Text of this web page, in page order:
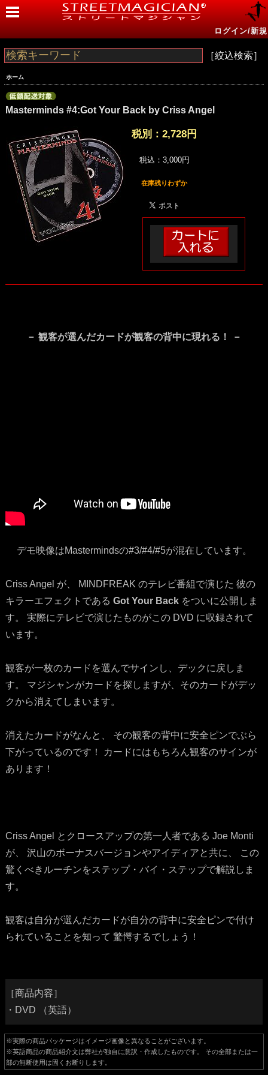
ログイン/新規
［絞込検索］
ホーム
Masterminds #4:Got Your Back by Criss Angel
税別： 2,728円
税込：3,000円
在庫残りわずか
－ 観客が選んだカードが観客の背中に現れる！ －
デモ映像はMastermindsの#3/#4/#5が混在しています。
Criss Angel が、 MINDFREAK のテレビ番組で演じた 彼の
キラーエフェクトである Got Your Back をついに公開しま
す。 実際にテレビで演じたものがこの DVD に収録されて
います。
観客が一枚のカードを選んでサインし、デックに戻しま
す。 マジシャンがカードを探しますが、そのカードがデッ
クから消えてしまいます。
消えたカードがなんと、 その観客の背中に安全ピンでぶら
下がっているのです！ カードにはもちろん観客のサインが
あります！
Criss Angel とクロースアップの第一人者である Joe Monti
が、 沢山のボーナスバージョンやアイディアと共に、 この
驚くべきルーチンをステップ・バイ・ステップで解説しま
す。
観客は自分が選んだカードが自分の背中に安全ピンで付け
られていることを知って 驚愕するでしょう！
［商品内容］
・DVD （英語）
※実際の商品パッケージはイメージ画像と異なることがございます。
※英語商品の商品紹介文は弊社が独自に意訳・作成したものです。 その全部または一
部の無断使用は固くお断りします。